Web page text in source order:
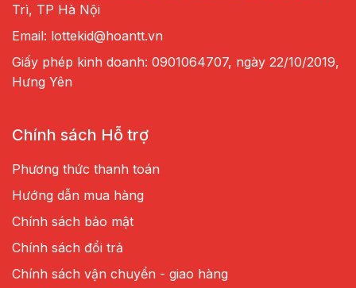
Trì, TP Hà Nội
Email: lottekid@hoantt.vn
Giấy phép kinh doanh: 0901064707, ngày 22/10/2019,
Hưng Yên
Chính sách Hỗ trợ
Phương thức thanh toán
Hướng dẫn mua hàng
Chính sách bảo mật
Chính sách đổi trả
Chính sách vận chuyển - giao hàng